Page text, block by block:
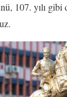
107. yılı